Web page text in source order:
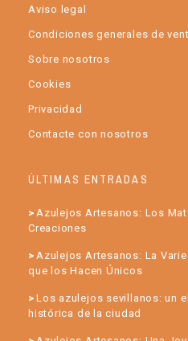
Aviso legal
Condiciones generales de
Sobre nosotros
Cookies
Privacidad
Contacte con nosotros
ÚLTIMAS ENTRADAS
Azulejos Artesanos: Los
Creaciones
Azulejos Artesanos: La
que los Hacen Únicos
Los azulejos sevillanos: un
histórica de la ciudad